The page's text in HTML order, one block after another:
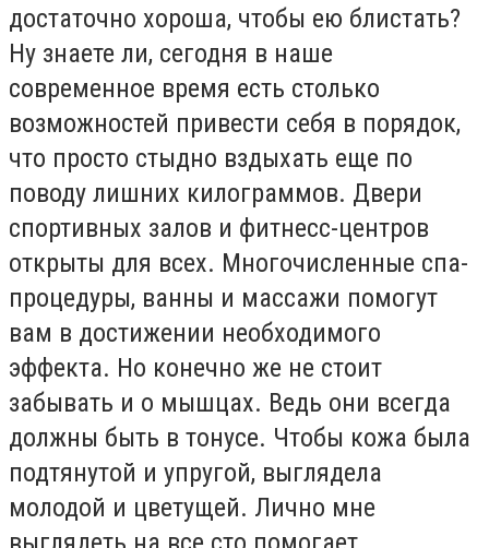
достаточно хороша, чтобы ею блистать?
Ну знаете ли, сегодня в наше
современное время есть столько
возможностей привести себя в порядок,
что просто стыдно вздыхать еще по
поводу лишних килограммов. Двери
спортивных залов и фитнесс-центров
открыты для всех. Многочисленные спа-
процедуры, ванны и массажи помогут
вам в достижении необходимого
эффекта. Но конечно же не стоит
забывать и о мышцах. Ведь они всегда
должны быть в тонусе. Чтобы кожа была
подтянутой и упругой, выглядела
молодой и цветущей. Лично мне